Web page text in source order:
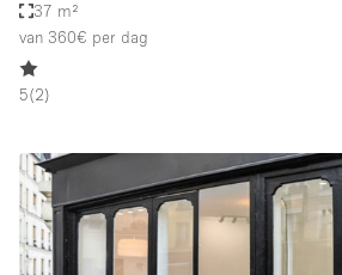
37 m²
van 360€ per dag
5(2)